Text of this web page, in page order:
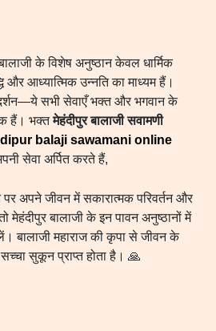
के विशेष अनुष्ठान केवल धार्मिक
और आध्यात्मिक उन्नति का माध्यम हैं।
सभी सेवाएँ भक्त और भगवान के
हैं। भक्तमेहंदीपुर बालाजी सवामणी
balaji sawamani online
सेवा अर्पित करते हैं,
अपने जीवन में सकारात्मक परिवर्तन और
मेहंदीपुर बालाजी के इन पावन अनुष्ठानों में
बालाजी महाराज की कृपा से जीवन के
सुकून प्राप्त होता है। 🙏